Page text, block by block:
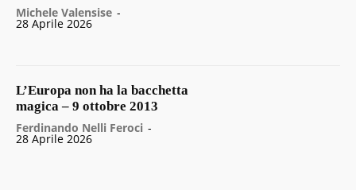
Michele Valensise -
28 Aprile 2026
L’Europa non ha la bacchetta
magica – 9 ottobre 2013
Ferdinando Nelli Feroci -
28 Aprile 2026